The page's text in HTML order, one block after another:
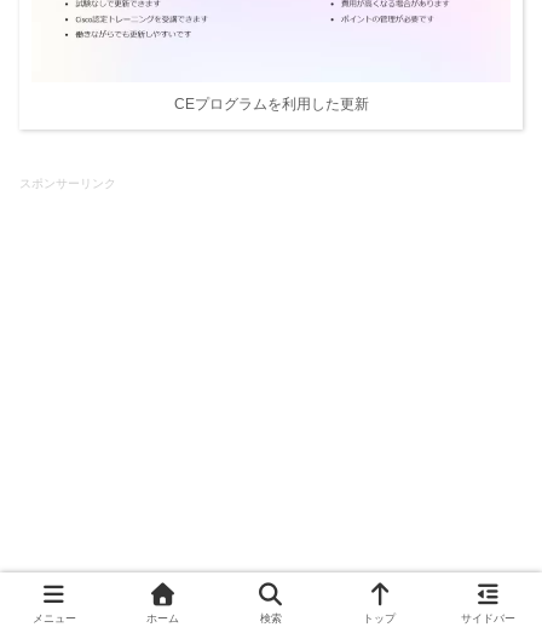
CEプログラムを利用した更新
スポンサーリンク
メニュー ホーム 検索 トップ サイドバー